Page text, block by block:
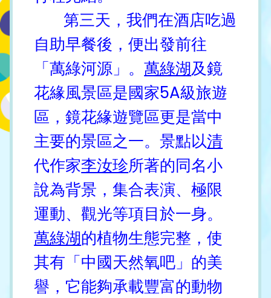
第三天，我們在酒店吃過
自助早餐後，便出發前往
「萬綠河源」。萬綠湖及鏡
花緣風景區是國家5A級旅遊
區，鏡花緣遊覽區更是當中
主要的景區之一。景點以清
代作家李汝珍所著的同名小
說為背景，集合表演、極限
運動、觀光等項目於一身。
萬綠湖的植物生態完整，使
其有「中國天然氧吧」的美
譽，它能夠承載豐富的動物